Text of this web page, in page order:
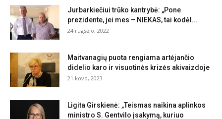
Jurbarkiečiui trūko kantrybė: „Pone
prezidente, jei mes – NIEKAS, tai kodėl...
24 rugsėjo, 2022
Maitvanagių puota rengiama artėjančio
didelio karo ir visuotinės krizės akivaizdoje
21 kovo, 2023
Ligita Girskienė: „Teismas naikina aplinkos
ministro S. Gentvilo įsakymą, kuriuo